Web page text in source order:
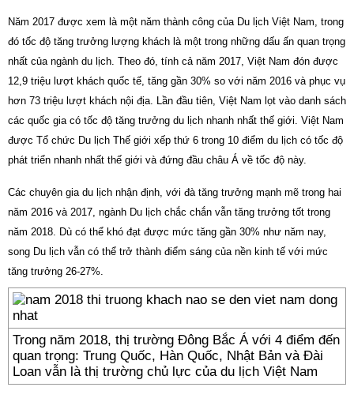
Năm 2017 được xem là một năm thành công của Du lịch Việt Nam, trong
đó tốc độ tăng trưởng lượng khách là một trong những dấu ấn quan trọng
nhất của ngành du lịch. Theo đó, tính cả năm 2017, Việt Nam đón được
12,9 triệu lượt khách quốc tế, tăng gần 30% so với năm 2016 và phục vụ
hơn 73 triệu lượt khách nội địa. Lần đầu tiên, Việt Nam lọt vào danh sách
các quốc gia có tốc độ tăng trưởng du lịch nhanh nhất thế giới. Việt Nam
được Tổ chức Du lịch Thế giới xếp thứ 6 trong 10 điểm du lịch có tốc độ
phát triển nhanh nhất thế giới và đứng đầu châu Á về tốc độ này.
Các chuyên gia du lịch nhận định, với đà tăng trưởng mạnh mẽ trong hai
năm 2016 và 2017, ngành Du lịch chắc chắn vẫn tăng trưởng tốt trong
năm 2018. Dù có thể khó đạt được mức tăng gần 30% như năm nay,
song Du lịch vẫn có thể trở thành điểm sáng của nền kinh tế với mức
tăng trưởng 26-27%.
Trong năm 2018, thị trường Đông Bắc Á với 4 điểm đến
quan trọng: Trung Quốc, Hàn Quốc, Nhật Bản và Đài
Loan vẫn là thị trường chủ lực của du lịch Việt Nam